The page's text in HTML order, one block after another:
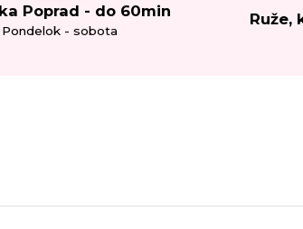
Poprad - do 60min
Pondelok - sobota
Ruže,